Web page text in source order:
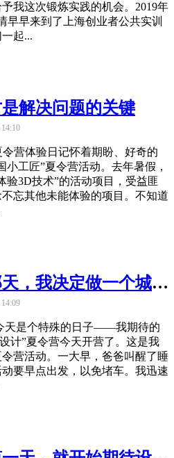
我这次锻炼实践的机会。2019年
早早来到了上海创业者公共实训
起...
解决问题的关键
营体验日记怀着期盼、好奇的
工匠”夏令营活动。去年暑假，
验3D技术”的活动项目，受益匪
忘其他未能体验的项目。不知道
李斯涵：开营的那天，我决定做一个城堡式大平层住宅
天是个特殊的日子——我期待的
计”夏令营今天开营了。这是我
营活动。一大早，爸爸叫醒了睡
要早点出发，以免堵车。我迅速